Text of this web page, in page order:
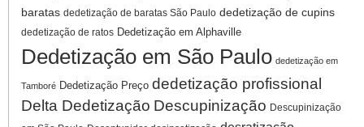
baratas dedetização de baratas São Paulo dedetização de cupins
dedetização de ratos Dedetização em Alphaville
Dedetização em São Paulo dedetização em
Tamboré Dedetização Preço dedetização profissional
Delta Dedetização Descupinização Descupinização